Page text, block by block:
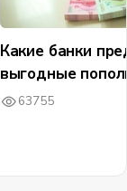
Какие банки
выгодные
63755